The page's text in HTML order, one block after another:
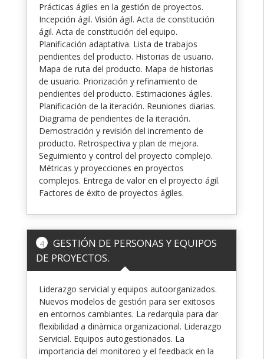
Prácticas ágiles en la gestión de proyectos.
Incepción ágil. Visión ágil. Acta de constitución
ágil. Acta de constitución del equipo.
Planificación adaptativa. Lista de trabajos
pendientes del producto. Historias de usuario.
Mapa de ruta del producto. Mapa de historias
de usuario. Priorización y refinamiento de
pendientes del producto. Estimaciones ágiles.
Planificación de la iteración. Reuniones diarias.
Diagrama de pendientes de la iteración.
Demostración y revisión del incremento de
producto. Retrospectiva y plan de mejora.
Seguimiento y control del proyecto complejo.
Métricas y proyecciones en proyectos
complejos. Entrega de valor en el proyecto ágil.
Factores de éxito de proyectos ágiles.
4
GESTIÓN DE PERSONAS Y EQUIPOS
DE PROYECTOS.
Liderazgo servicial y equipos autoorganizados.
Nuevos modelos de gestión para ser exitosos
en entornos cambiantes. La redarquìa para dar
flexibilidad a dinàmica organizacional. Liderazgo
Servicial. Equipos autogestionados. La
importancia del monitoreo y el feedback en la